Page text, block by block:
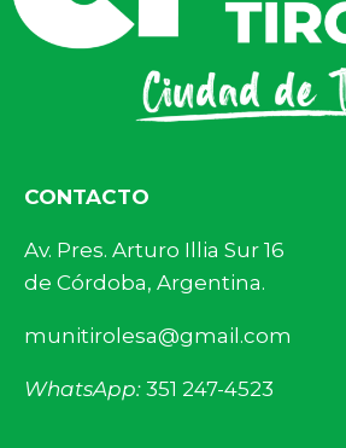
CONTACTO
Av. Pres. Arturo Illia Sur
de Córdoba, Argentina.
munitirolesa@gmail.com
WhatsApp: 351 247-4523